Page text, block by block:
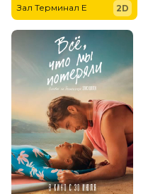
Зал Терминал E
2D